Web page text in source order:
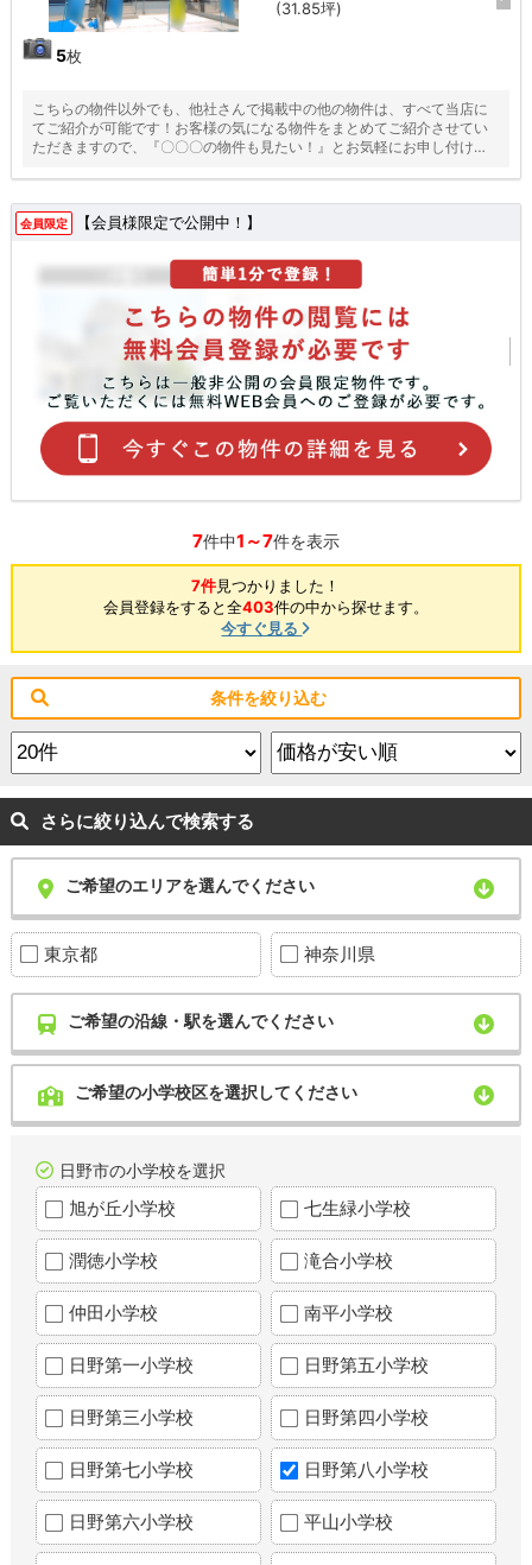
5枚
(31.85坪)
こちらの物件以外でも、他社さんで掲載中の他の物件は、すべて当店に
てご紹介が可能です！お客様の気になる物件をまとめてご紹介させてい
ただきますので、『〇〇〇の物件も見たい！』とお気軽にお申し付けく
会員限定 【会員様限定で公開中！】
7件中1～7件を表示
7件見つかりました！
会員登録をすると全403件の中から探せます。
今すぐ見る
条件を絞り込む
さらに絞り込んで検索する
ご希望のエリアを選んでください
東京都 神奈川県
ご希望の沿線・駅を選んでください
ご希望の小学校区を選択してください
日野市の小学校を選択
旭が丘小学校 七生緑小学校
潤徳小学校 滝合小学校
仲田小学校 南平小学校
日野第一小学校 日野第五小学校
日野第三小学校 日野第四小学校
日野第七小学校 日野第八小学校
日野第六小学校 平山小学校